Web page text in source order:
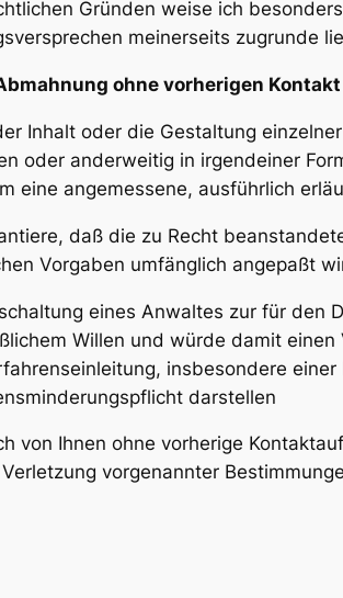
Gründen weise ich
meinerseits zugrunde
ohne vorherigen Kontakt
Inhalt oder die Gestaltung
oder anderweitig in irgendeiner
eine angemessene, ausführlich
daß die zu Recht
Vorgaben umfänglich angepaßt
eines Anwaltes zur für den
Willen und würde damit
insbesondere
darstellen
von Ihnen ohne vorherige
vorgenannter